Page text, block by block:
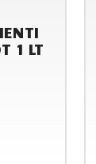
1 LT